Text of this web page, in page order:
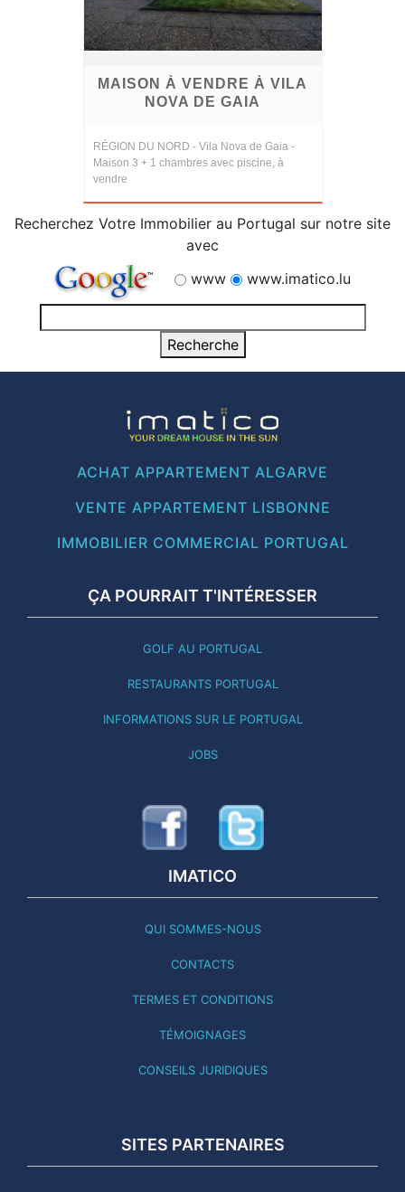
MAISON À VENDRE À VILA
NOVA DE GAIA
RÉGION DU NORD - Vila Nova de Gaia -
Maison 3 + 1 chambres avec piscine, à
vendre
Recherchez Votre Immobilier au Portugal sur notre site
avec
www
www.imatico.lu
ACHAT APPARTEMENT ALGARVE
VENTE APPARTEMENT LISBONNE
IMMOBILIER COMMERCIAL PORTUGAL
ÇA POURRAIT T'INTÉRESSER
GOLF AU PORTUGAL
RESTAURANTS PORTUGAL
INFORMATIONS SUR LE PORTUGAL
JOBS
IMATICO
QUI SOMMES-NOUS
CONTACTS
TERMES ET CONDITIONS
TÉMOIGNAGES
CONSEILS JURIDIQUES
SITES PARTENAIRES